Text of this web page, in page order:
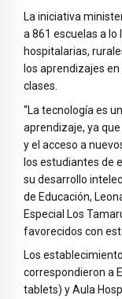
La iniciativa
a 861 escuelas a lo
hospitalarias,
los aprendizajes
clases.
“La tecnología es
aprendizaje, ya
y el acceso a
los estudiantes de
su desarrollo
de Educación,
Especial Los
favorecidos con
Los
correspondieron a
tablets) y Aula